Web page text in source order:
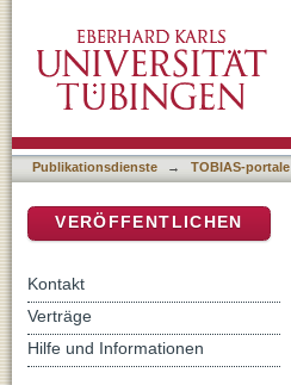
Publikationsdienste → TOBIAS-portale
VERÖFFENTLICHEN
Kontakt
Verträge
Hilfe und Informationen